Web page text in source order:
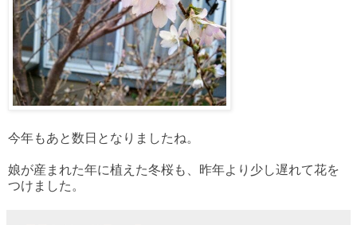
今年もあと数日となりましたね。
娘が産まれた年に植えた冬桜も、昨年より少し遅れて花を
つけました。